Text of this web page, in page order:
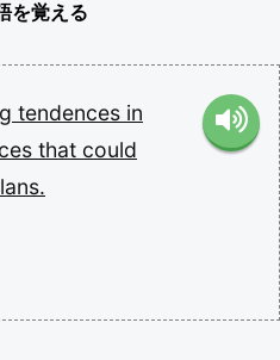
を覚える
tendences in
that could